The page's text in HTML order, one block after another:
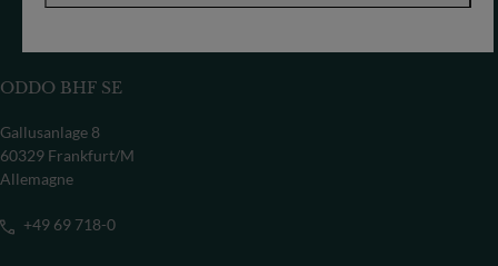
ODDO BHF SE
Gallusanlage 8
60329 Frankfurt/M
Allemagne
+49 69 718-0